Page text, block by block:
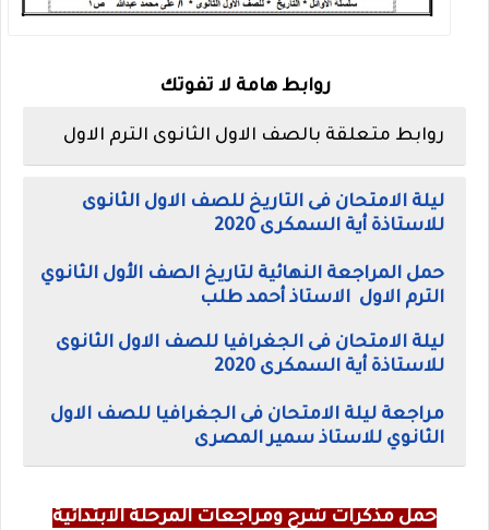
روابط هامة لا تفوتك
روابط متعلقة بالصف الاول الثانوى الترم الاول
ليلة الامتحان فى التاريخ للصف الاول الثانوى
للاستاذة أية السمكرى 2020
حمل المراجعة النهائية لتاريخ الصف الأول الثانوي
الترم الاول الاستاذ أحمد طلب
ليلة الامتحان فى الجغرافيا للصف الاول الثانوى
للاستاذة أية السمكرى 2020
مراجعة ليلة الامتحان فى الجغرافيا للصف الاول
الثانوي للاستاذ سمير المصرى
حمل مذكرات شرح ومراجعات المرحلة الابتدائية